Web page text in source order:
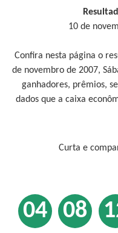
10 de
Confira nesta página o
de novembro de 2007,
ganhadores, prêmios,
dados que a caixa
Curta e
04 08